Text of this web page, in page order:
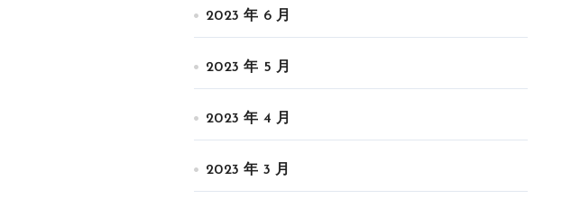
2023 年 6 月
2023 年 5 月
2023 年 4 月
2023 年 3 月